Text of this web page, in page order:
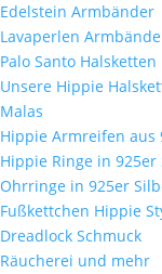
Edelstein Armbänder
Lavaperlen
Palo Santo Halsketten
Unsere Hippie
Malas
Hippie Armreifen aus
Hippie Ringe in 925er
Ohrringe in 925er
Fußkettchen Hippie
Dreadlock Schmuck
Räucherei und mehr